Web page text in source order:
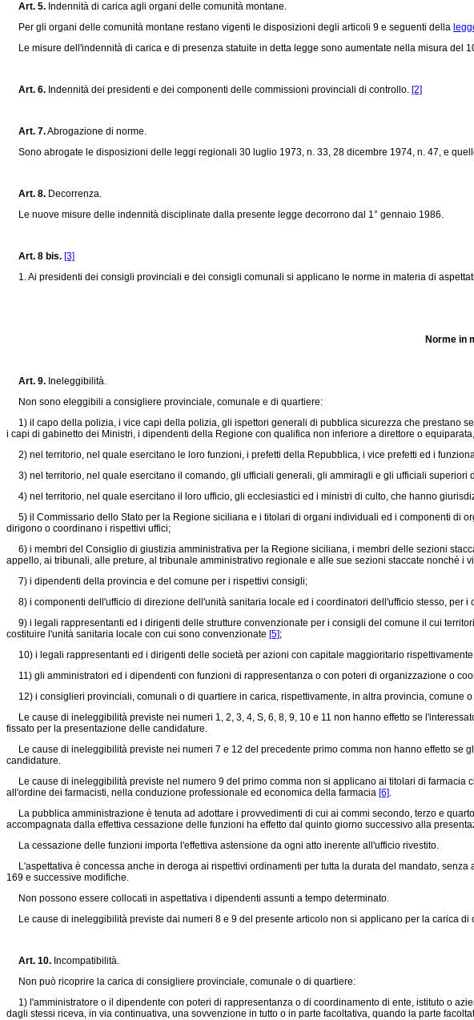
Art. 5. Indennità di carica agli organi delle comunità montane.
Per gli organi delle comunità montane restano vigenti le disposizioni degli articoli 9 e seguenti della
Le misure dell'indennità di carica e di presenza statuite in detta legge sono aumentate nella misura del
Art. 6. Indennità dei presidenti e dei componenti delle commissioni provinciali di controllo. [2]
Art. 7.Abrogazione di norme.
Sono abrogate le disposizioni delle leggi regionali 30 luglio 1973, n. 33, 28 dicembre 1974, n. 47, e
Art. 8. Decorrenza.
Le nuove misure delle indennità disciplinate dalla presente legge decorrono dal 1° gennaio 1986.
Art. 8 bis. [3]
1. Ai presidenti dei consigli provinciali e dei consigli comunali si applicano le norme in materia di
Norme in
Art. 9. Ineleggibilità.
Non sono eleggibili a consigliere provinciale, comunale e di quartiere:
1) il capo della polizia, i vice capi della polizia, gli ispettori generali di pubblica sicurezza che prestano
i capi di gabinetto dei Ministri, i dipendenti della Regione con qualifica non inferiore a direttore o
2) nel territorio, nel quale esercitano le loro funzioni, i prefetti della Repubblica, i vice prefetti ed i
3) nel territorio, nel quale esercitano il comando, gli ufficiali generali, gli ammiragli e gli ufficiali superiori
4) nel territorio, nel quale esercitano il loro ufficio, gli ecclesiastici ed i ministri di culto, che hanno
5) il Commissario dello Stato per la Regione siciliana e i titolari di organi individuali ed i componenti di
dirigono o coordinano i rispettivi uffici;
6) i membri del Consiglio di giustizia amministrativa per la Regione siciliana, i membri delle sezioni
appello, ai tribunali, alle preture, al tribunale amministrativo regionale e alle sue sezioni staccate nonché i
7) i dipendenti della provincia e del comune per i rispettivi consigli;
8) i componenti dell'ufficio di direzione dell'unità sanitaria locale ed i coordinatori dell'ufficio stesso, per
9) i legali rappresentanti ed i dirigenti delle strutture convenzionate per i consigli del comune il cui
costituire l'unità sanitaria locale con cui sono convenzionate [5];
10) i legali rappresentanti ed i dirigenti delle società per azioni con capitale maggioritario
11) gli amministratori ed i dipendenti con funzioni di rappresentanza o con poteri di organizzazione o
12) i consiglieri provinciali, comunali o di quartiere in carica, rispettivamente, in altra provincia, comune
Le cause di ineleggibilità previste nei numeri 1, 2, 3, 4, S, 6, 8, 9, 10 e 11 non hanno effetto se
fissato per la presentazione delle candidature.
Le cause di ineleggibilità previste nei numeri 7 e 12 del precedente primo comma non hanno effetto se
candidature.
Le cause di ineleggibilità previste nel numero 9 del primo comma non si applicano ai titolari di farmacia
all'ordine dei farmacisti, nella conduzione professionale ed economica della farmacia [6].
La pubblica amministrazione è tenuta ad adottare i provvedimenti di cui ai commi secondo, terzo e
accompagnata dalla effettiva cessazione delle funzioni ha effetto dal quinto giorno successivo alla
La cessazione delle funzioni importa l'effettiva astensione da ogni atto inerente all'ufficio rivestito.
L'aspettativa è concessa anche in deroga ai rispettivi ordinamenti per tutta la durata del mandato,
169 e successive modifiche.
Non possono essere collocati in aspettativa i dipendenti assunti a tempo determinato.
Le cause di ineleggibilità previste dai numeri 8 e 9 del presente articolo non si applicano per la carica di
Art. 10. Incompatibilità.
Non può ricoprire la carica di consigliere provinciale, comunale o di quartiere:
1) l'amministratore o il dipendente con poteri di rappresentanza o di coordinamento di ente, istituto o
dagli stessi riceva, in via continuativa, una sovvenzione in tutto o in parte facoltativa, quando la parte